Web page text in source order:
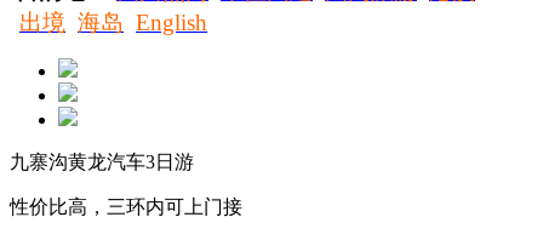
出境 海岛 English
九寨沟黄龙汽车3日游
性价比高，三环内可上门接